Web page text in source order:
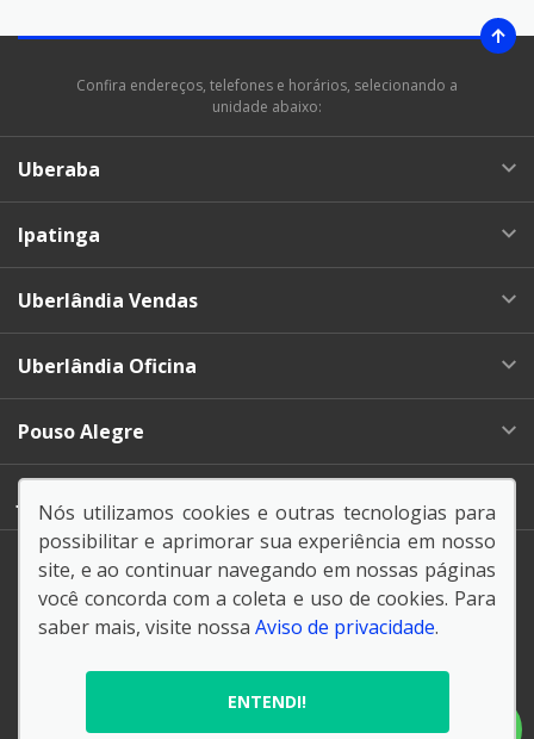
Confira endereços, telefones e horários, selecionando a
unidade abaixo:
Uberaba
Ipatinga
Uberlândia Vendas
Uberlândia Oficina
Pouso Alegre
Aviso de privacidade
Nós utilizamos cookies e outras tecnologias para
possibilitar e aprimorar sua experiência em nosso
site, e ao continuar navegando em nossas páginas
você concorda com a coleta e uso de cookies. Para
saber mais, visite nossa Aviso de privacidade.
ENTENDI!